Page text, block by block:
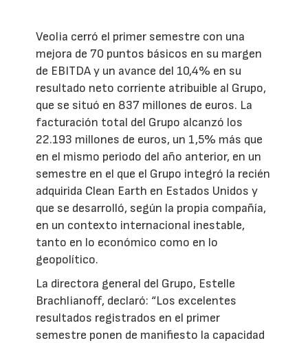
Veolia cerró el primer semestre con una
mejora de 70 puntos básicos en su margen
de EBITDA y un avance del 10,4% en su
resultado neto corriente atribuible al Grupo,
que se situó en 837 millones de euros. La
facturación total del Grupo alcanzó los
22.193 millones de euros, un 1,5% más que
en el mismo periodo del año anterior, en un
semestre en el que el Grupo integró la recién
adquirida Clean Earth en Estados Unidos y
que se desarrolló, según la propia compañía,
en un contexto internacional inestable,
tanto en lo económico como en lo
geopolítico.
La directora general del Grupo, Estelle
Brachlianoff, declaró: “Los excelentes
resultados registrados en el primer
semestre ponen de manifiesto la capacidad